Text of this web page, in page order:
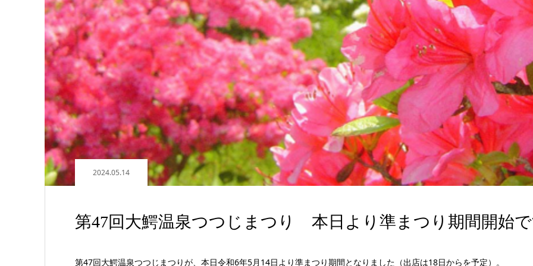
2024.05.14
第47回大鰐温泉つつじまつり 本日より準まつり期間開始
第47回大鰐温泉つつじまつりが、本日令和6年5月14日より準まつり期間となりました（出店は18日からを予定）。